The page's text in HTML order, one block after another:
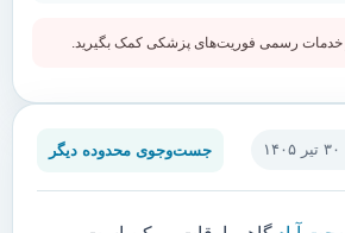
جست‌وجوی محدوده دیگر
خدمات رسمی فوریت‌های پزشکی کمک بگیرید.